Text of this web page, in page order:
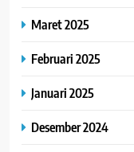
Maret 2025
Februari 2025
Januari 2025
Desember 2024